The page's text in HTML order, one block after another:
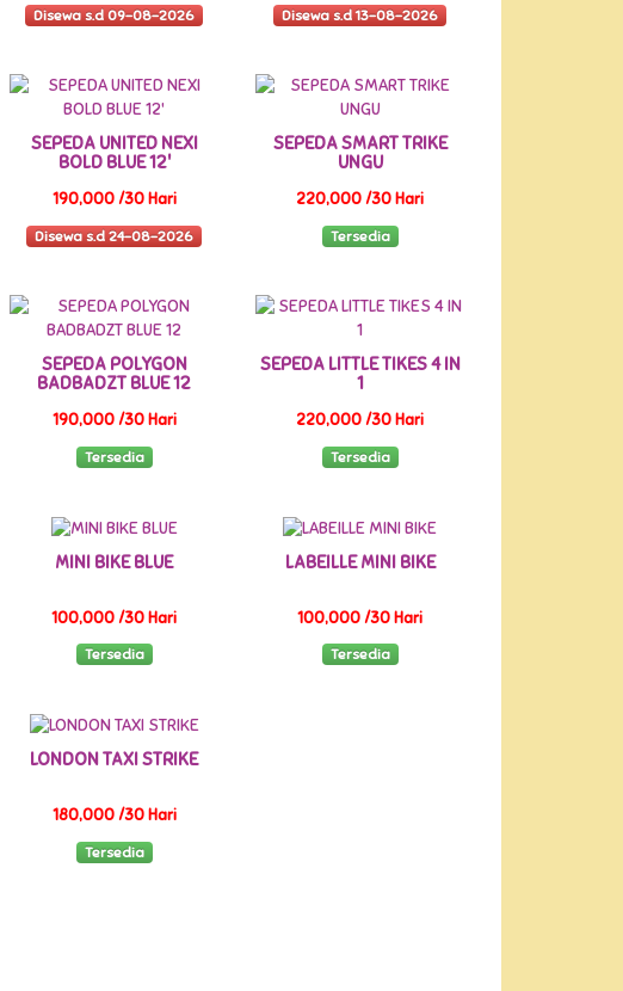
Disewa s.d 09-08-2026 Disewa s.d 13-08-2026
SEPEDA UNITED NEXI
BOLD BLUE 12'
190,000 /30 Hari
Disewa s.d 24-08-2026
SEPEDA SMART TRIKE
UNGU
220,000 /30 Hari
Tersedia
SEPEDA POLYGON
BADBADZT BLUE 12
190,000 /30 Hari
Tersedia
SEPEDA LITTLE TIKES 4 IN
1
220,000 /30 Hari
Tersedia
MINI BIKE BLUE
100,000 /30 Hari
Tersedia
LABEILLE MINI BIKE
100,000 /30 Hari
Tersedia
LONDON TAXI STRIKE
180,000 /30 Hari
Tersedia